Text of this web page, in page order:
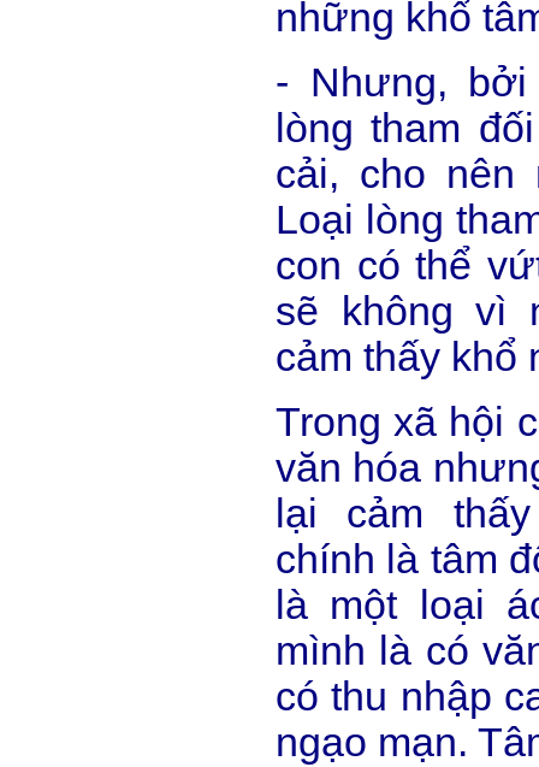
những khổ
- Nhưng,
lòng tham
cải, cho nên
Loại lòng
con có thể
sẽ không vì
cảm thấy khổ
Trong xã hội
văn hóa
lại cảm
chính là tâm
là một loại
mình là có
có thu nhập
ngạo mạn.